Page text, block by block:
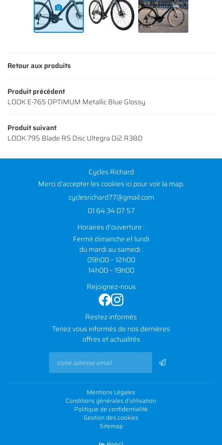
Retour aux produits
Produit précédent
LOOK E-765 OPTIMUM Metallic Blue Glossy
Produit suivant
LOOK 795 Blade RS Disc Ultegra Di2 R38D
Cycles Richard
Merci d'accepter les cookiesicipour voir la map.
01 64 34 07 57
Horaires d'ouverture :
Fermé dimanche et lundi
du mardi au samedi :
09h00 – 12h00
14h00 – 19h00
Rejoignez-nous
Restez informés
Tenez vous informés de nos dernières
offres et actualités
Mentions Légales
Conditions générales d'utilisation
Politique de confidentialité
Gestion des cookies
Sitemap